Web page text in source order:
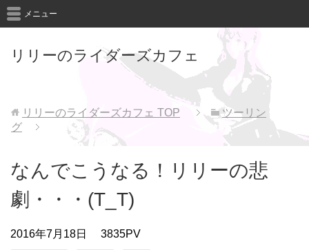
リリーのライダーズカフェ
メニュー
リリーのライダーズカフェ TOP
ツーリン
グ
なんでこうなる！リリーの悲
劇・・・(T_T)
2016年7月18日 3835PV